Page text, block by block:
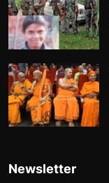
Newsletter